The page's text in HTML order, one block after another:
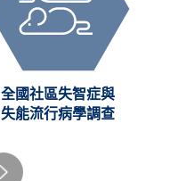
全國社區失智症與
失能流行病學調查